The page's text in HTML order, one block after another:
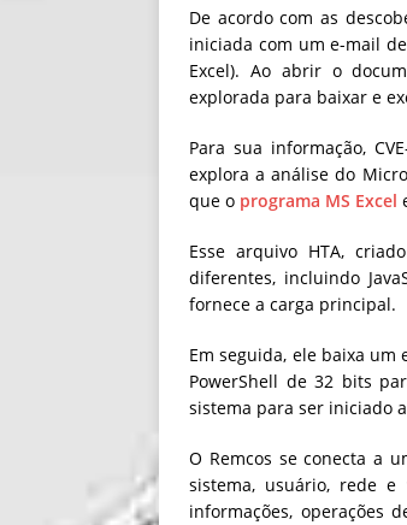
De acordo com as
iniciada com um e-mail
Excel). Ao abrir o
explorada para baixar e
Para sua informação,
explora a análise do
que o programa MS Excel
Esse arquivo HTA,
diferentes, incluindo
fornece a carga principal.
Em seguida, ele baixa um
PowerShell de 32 bits
sistema para ser iniciado
O Remcos se conecta a
sistema, usuário, rede
informações, operações